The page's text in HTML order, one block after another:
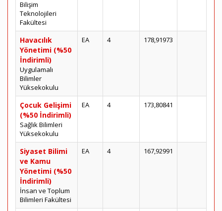
Bilişim
Teknolojileri
Fakültesi
Havacılık
Yönetimi (%50
İndirimli)
Uygulamalı
Bilimler
Yüksekokulu
EA 4 178,91973
Çocuk Gelişimi
(%50 İndirimli)
Sağlık Bilimleri
Yüksekokulu
EA 4 173,80841
Siyaset Bilimi
ve Kamu
Yönetimi (%50
İndirimli)
İnsan ve Toplum
Bilimleri Fakültesi
EA 4 167,92991